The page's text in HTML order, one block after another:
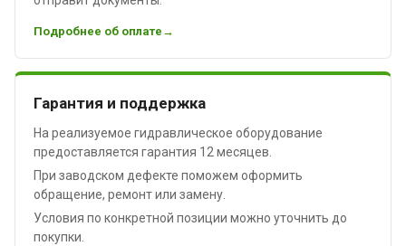
Подробнее об оплате
Гарантия и поддержка
На реализуемое гидравлическое оборудование
предоставляется гарантия 12 месяцев.
При заводском дефекте поможем оформить
обращение, ремонт или замену.
Условия по конкретной позиции можно уточнить до
покупки.